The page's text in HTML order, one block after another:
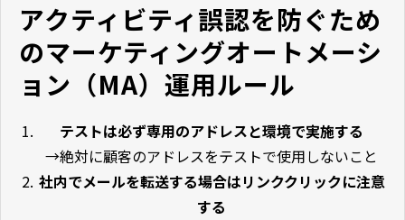
アクティビティ誤認を防ぐため
のマーケティングオートメーシ
ョン（MA）運用ルール
テストは必ず専用のアドレスと環境で実施する
→絶対に顧客のアドレスをテストで使用しないこと
社内でメールを転送する場合はリンククリックに注意
する